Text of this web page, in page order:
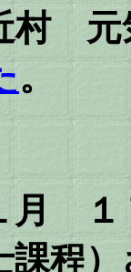
村 元
。
１
課程